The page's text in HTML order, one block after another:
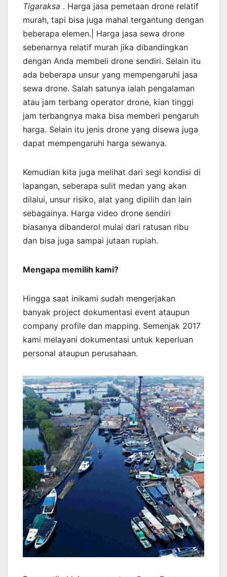
Tigaraksa . Harga jasa pemetaan drone relatif
murah, tapi bisa juga mahal tergantung dengan
beberapa elemen.| Harga jasa sewa drone
sebenarnya relatif murah jika dibandingkan
dengan Anda membeli drone sendiri. Selain itu
ada beberapa unsur yang mempengaruhi jasa
sewa drone. Salah satunya ialah pengalaman
atau jam terbang operator drone, kian tinggi
jam terbangnya maka bisa memberi pengaruh
harga. Selain itu jenis drone yang disewa juga
dapat mempengaruhi harga sewanya.
Kemudian kita juga melihat dari segi kondisi di
lapangan, seberapa sulit medan yang akan
dilalui, unsur risiko, alat yang dipilih dan lain
sebagainya. Harga video drone sendiri
biasanya dibanderol mulai dari ratusan ribu
dan bisa juga sampai jutaan rupiah.
Mengapa memilih kami?
Hingga saat inikami sudah mengerjakan
banyak project dokumentasi event ataupun
company profile dan mapping. Semenjak 2017
kami melayani dokumentasi untuk keperluan
personal ataupun perusahaan.